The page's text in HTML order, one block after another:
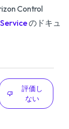
Control
のドキュ
評価し
ない